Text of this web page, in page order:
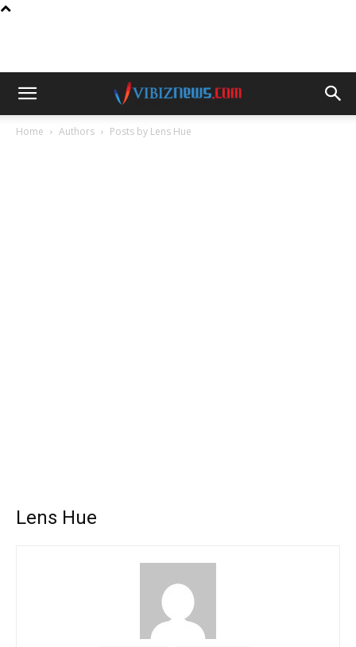
Home Authors Posts by Lens Hue
Lens Hue